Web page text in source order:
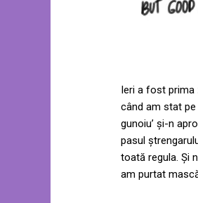
Ieri a fost prima
când am stat
gunoiu’ și-n
pasul
toată regula. Și
am purtat